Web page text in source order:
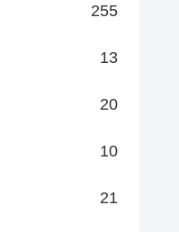
255
13
20
10
21